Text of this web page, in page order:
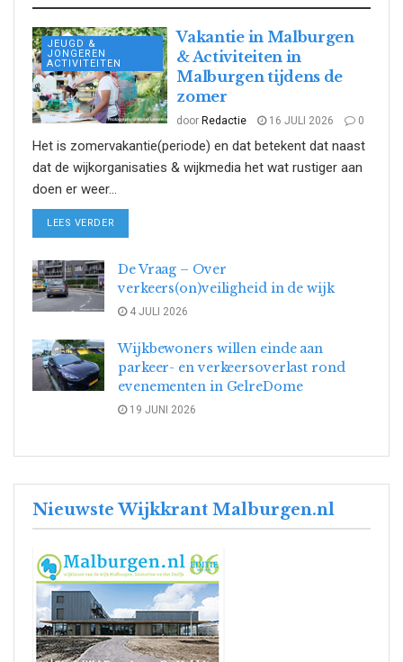
JEUGD &
JONGEREN
ACTIVITEITEN
Vakantie in Malburgen
& Activiteiten in
Malburgen tijdens de
zomer
door Redactie 16 JULI 2026 0
Het is zomervakantie(periode) en dat betekent dat naast
dat de wijkorganisaties & wijkmedia het wat rustiger aan
doen er weer...
LEES VERDER
De Vraag – Over
verkeers(on)veiligheid in de wijk
4 JULI 2026
Wijkbewoners willen einde aan
parkeer- en verkeersoverlast rond
evenementen in GelreDome
19 JUNI 2026
Nieuwste Wijkkrant Malburgen.nl